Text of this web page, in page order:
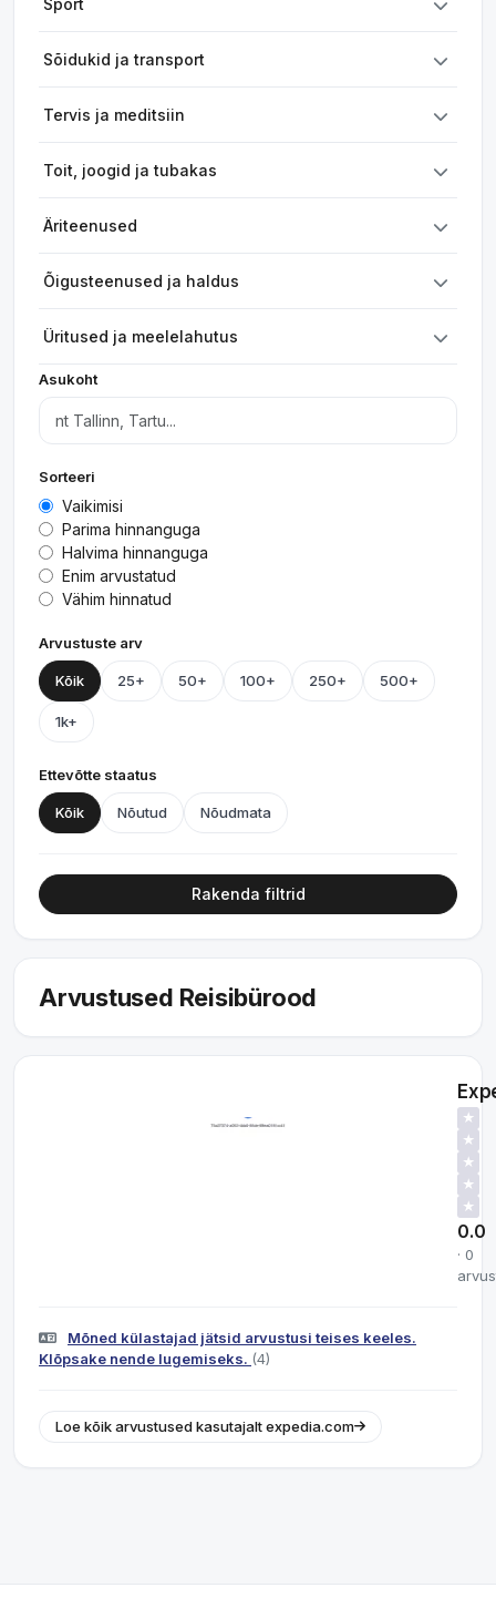
Sport
Sõidukid ja transport
Tervis ja meditsiin
Toit, joogid ja tubakas
Äriteenused
Õigusteenused ja haldus
Üritused ja meelelahutus
Asukoht
Sorteeri
Vaikimisi
Parima hinnanguga
Halvima hinnanguga
Enim arvustatud
Vähim hinnatud
Arvustuste arv
Kõik 25+ 50+ 100+ 250+ 500+
1k+
Ettevõtte staatus
Kõik Nõutud Nõudmata
Rakenda filtrid
Arvustused Reisibürood
★
★
★
★
★
0.0
· 0
Mõned külastajad jätsid arvustusi teises keeles.
Klõpsake nende lugemiseks. (4)
Loe kõik arvustused kasutajalt expedia.com